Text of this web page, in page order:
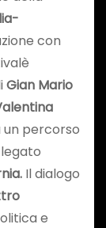
con
Gian Mario
un percorso
legato
Il dialogo
e